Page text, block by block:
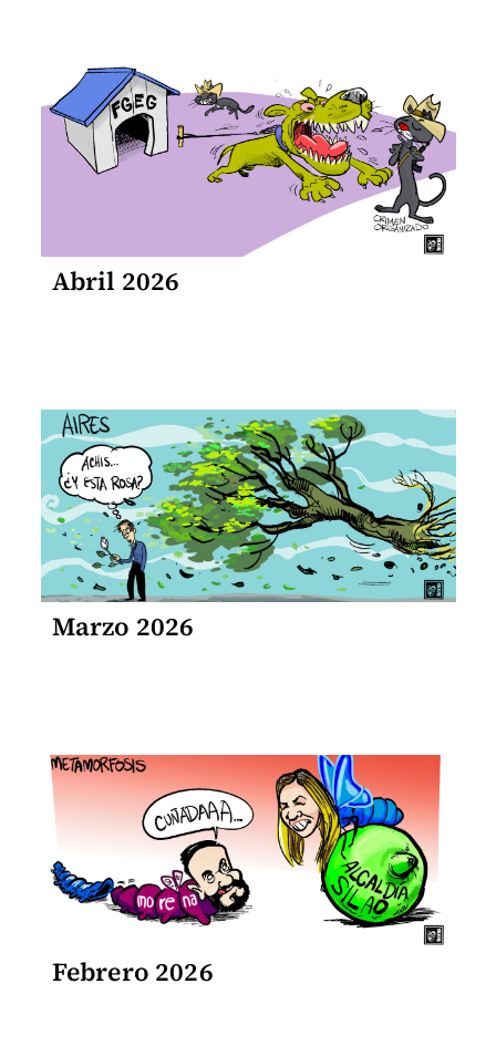
Abril 2026
Marzo 2026
Febrero 2026